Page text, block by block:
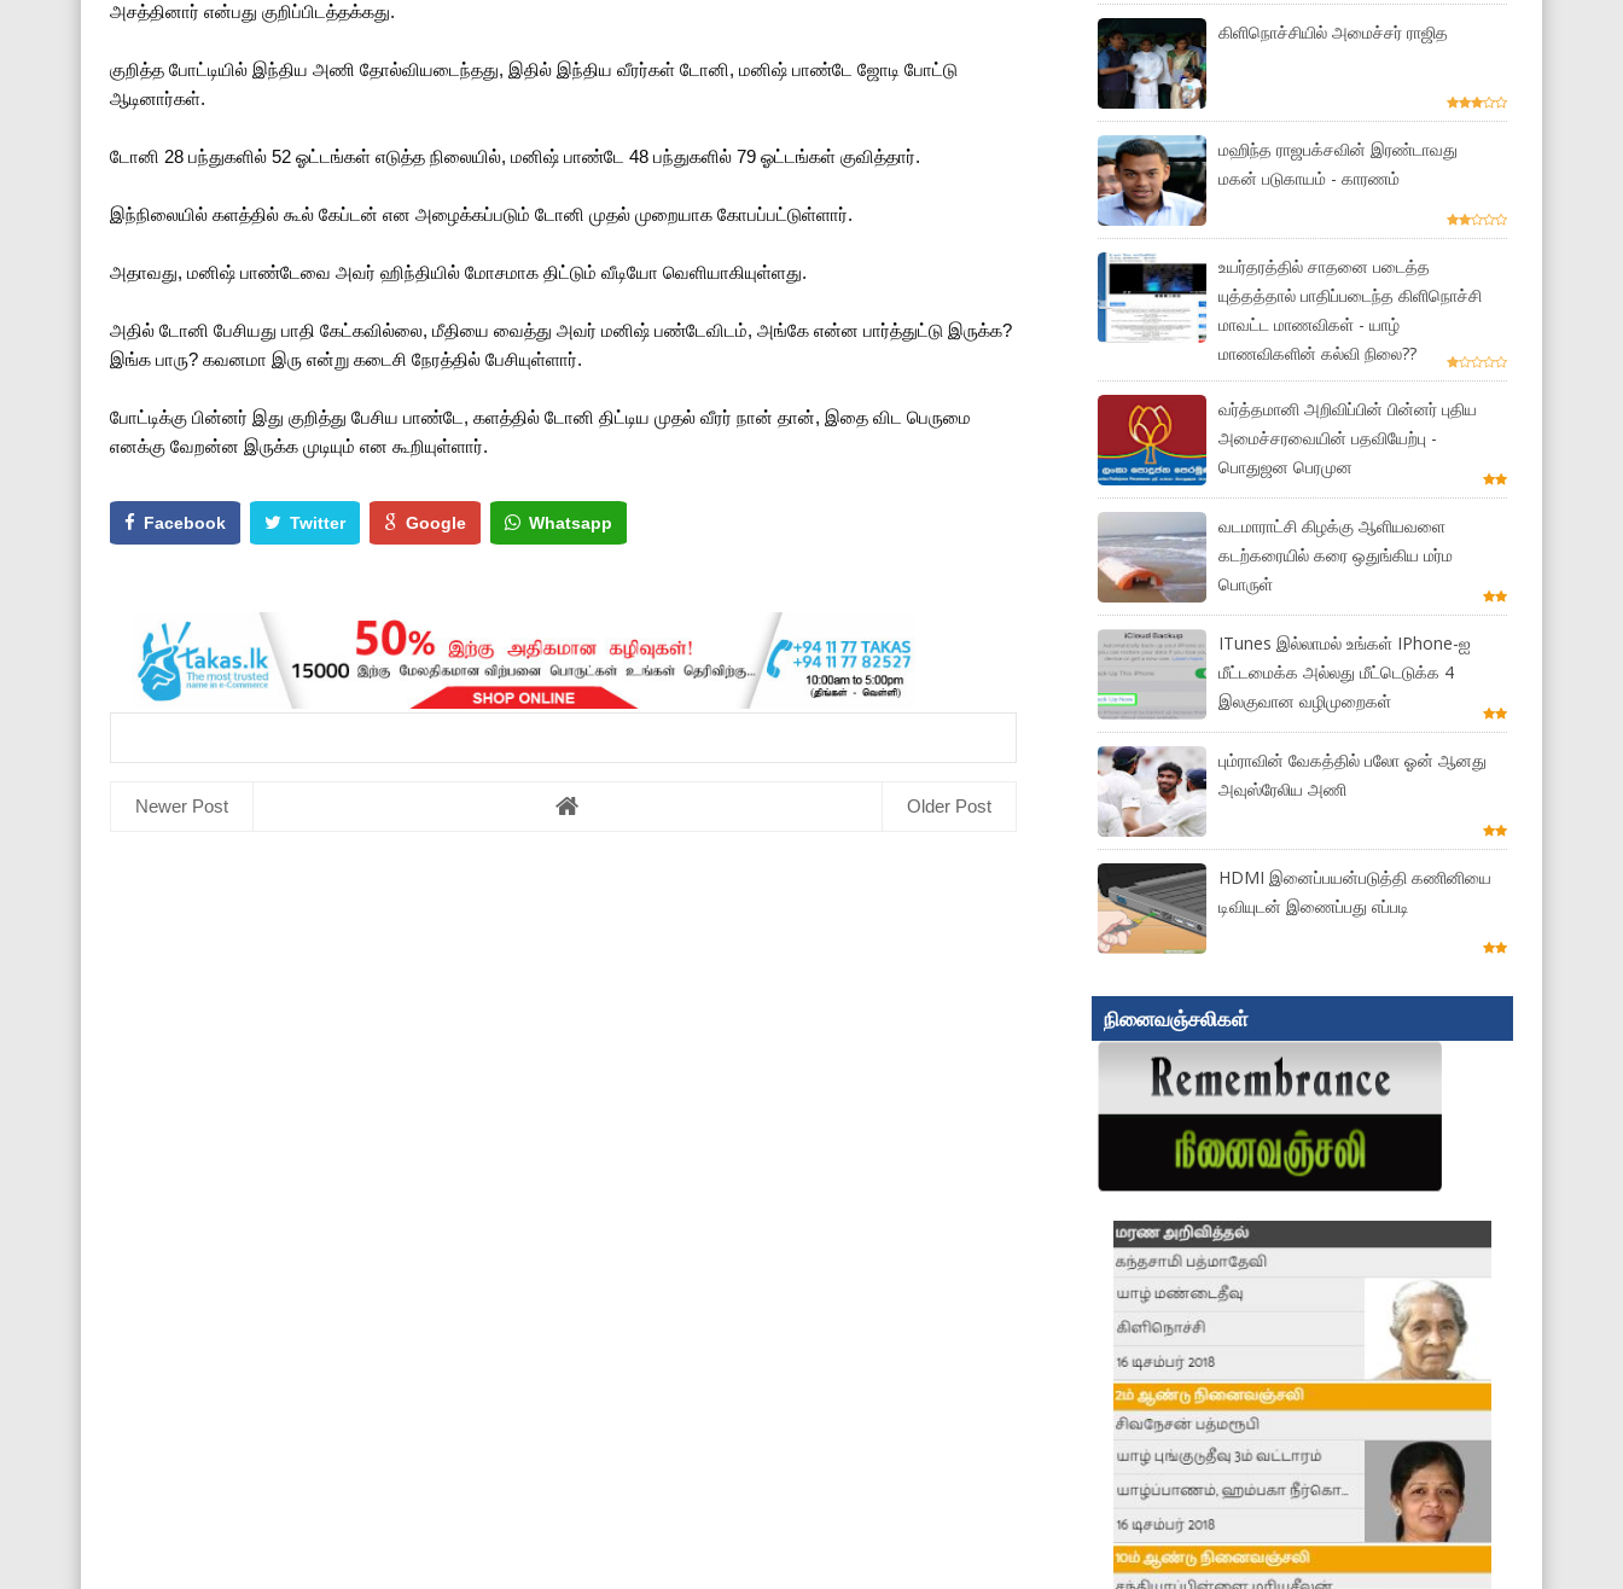
அசத்தினார் என்பது குறிப்பிடத்தக்கது.
குறித்த போட்டியில் இந்திய அணி தோல்வியடைந்தது, இதில் இந்திய வீரர்கள் டோனி, மனிஷ் பாண்டே ஜோடி போட்டு
ஆடினார்கள்.
டோனி 28 பந்துகளில் 52 ஓட்டங்கள் எடுத்த நிலையில், மனிஷ் பாண்டே 48 பந்துகளில் 79 ஓட்டங்கள் குவித்தார்.
இந்நிலையில் களத்தில் கூல் கேப்டன் என அழைக்கப்படும் டோனி முதல் முறையாக கோபப்பட்டுள்ளார்.
அதாவது, மனிஷ் பாண்டேவை அவர் ஹிந்தியில் மோசமாக திட்டும் வீடியோ வெளியாகியுள்ளது.
அதில் டோனி பேசியது பாதி கேட்கவில்லை, மீதியை வைத்து அவர் மனிஷ் பண்டேவிடம், அங்கே என்ன பார்த்துட்டு இருக்க?
இங்க பாரு? கவனமா இரு என்று கடைசி நேரத்தில் பேசியுள்ளார்.
போட்டிக்கு பின்னர் இது குறித்து பேசிய பாண்டே, களத்தில் டோனி திட்டிய முதல் வீரர் நான் தான், இதை விட பெருமை
எனக்கு வேறன்ன இருக்க முடியும் என கூறியுள்ளார்.
Facebook Twitter Google Whatsapp
Newer Post Older Post
கிளிநொச்சியில் அமைச்சர் ராஜித
மஹிந்த ராஜபக்சவின் இரண்டாவது
மகன் படுகாயம் - காரணம்
உயர்தரத்தில் சாதனை படைத்த
யுத்தத்தால் பாதிப்படைந்த கிளிநொச்சி
மாவட்ட மாணவிகள் - யாழ்
மாணவிகளின் கல்வி நிலை??
வர்த்தமானி அறிவிப்பின் பின்னர் புதிய
அமைச்சரவையின் பதவியேற்பு -
பொதுஜன பெரமுன
வடமாராட்சி கிழக்கு ஆளியவளை
கடற்கரையில் கரை ஒதுங்கிய மர்ம
பொருள்
ITunes இல்லாமல் உங்கள் IPhone-ஐ
மீட்டமைக்க அல்லது மீட்டெடுக்க 4
இலகுவான வழிமுறைகள்
பும்ராவின் வேகத்தில் பலோ ஓன் ஆனது
அவுஸ்ரேலிய அணி
HDMI இனைப்பயன்படுத்தி கணினியை
டிவியுடன் இணைப்பது எப்படி
நினைவஞ்சலிகள்